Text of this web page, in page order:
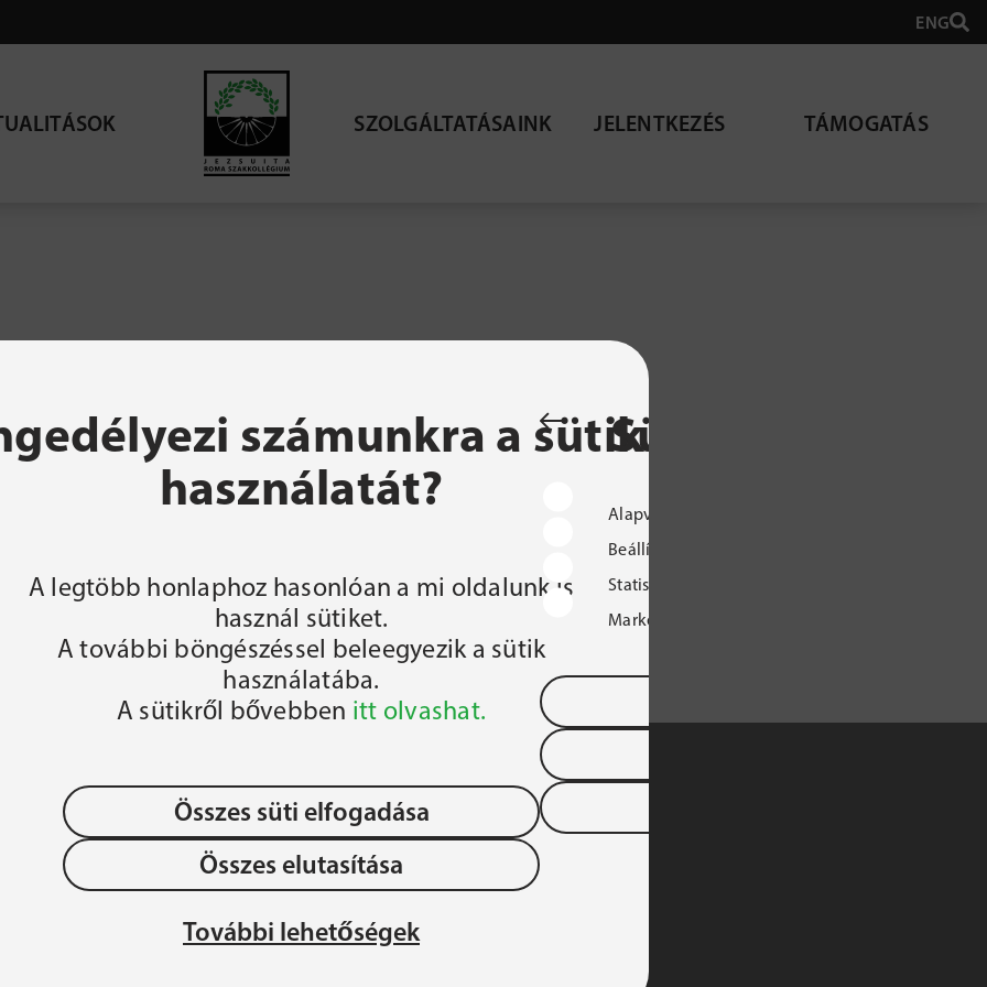
számunkra a sütik
használatát?
A legtöbb honlaphoz hasonlóan a mi oldalunk is
használ sütiket.
A további böngészéssel beleegyezik a sütik
használatába.
A sütikről bővebben itt olvashat.
Összes süti elfogadása
Összes elutasítása
További lehetőségek
Sütibeállítások
Alapvető működést biztosító sütik
Beállításokat tároló sütik
Statisztikai sütik
Marketingcélú sütik
ENG
SZOLGÁLTATÁSAINK JELENTKEZÉS TÁMOGATÁS
oldal nem található
Adatvédelem